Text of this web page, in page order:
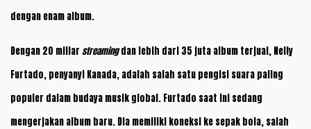
dengan enam album.
Dengan 20 miliar streamingdan lebih dari 35 juta album terjual, Nelly
Furtado, penyanyi Kanada, adalah salah satu pengisi suara paling
populer dalam budaya musik global. Furtado saat ini sedang
mengerjakan album baru. Dia memiliki koneksi ke sepak bola, salah